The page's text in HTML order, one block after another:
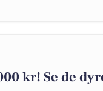
kr! Se de